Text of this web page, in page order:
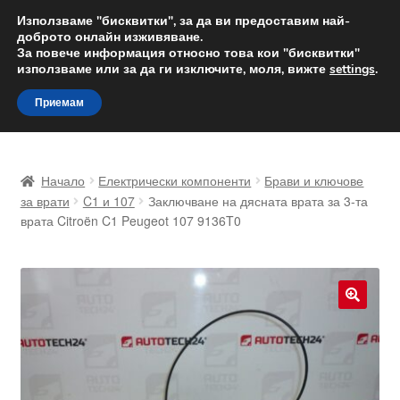
ДОСТАВКА от 12 лв.
Доставка по целия свят
Skip
to
navigation
Skip
to
content
Доставка по целия свят
Количка
Начало Електрически компоненти
Брави и ключове
за врати
C1 и 107
Заключване на дясната врата за 3-та
врата Citroën C1 Peugeot 107 9136T0
Използваме "бисквитки", за да ви предоставим най-
доброто онлайн изживяване.
За повече информация относно това кои "бисквитки"
използваме или за да ги изключите, моля, вижте settings.
Приемам